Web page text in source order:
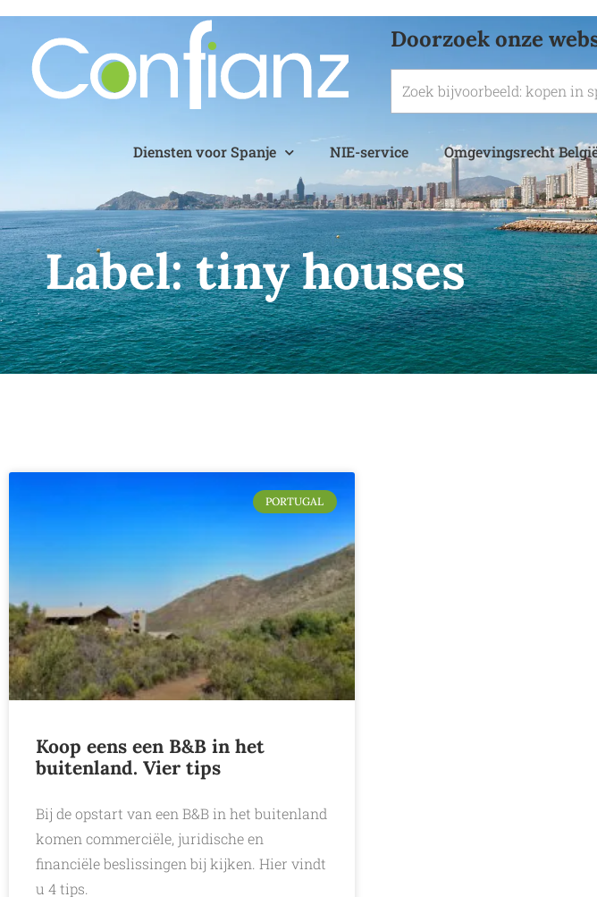
Omgevingsrecht
Contact
Doorzoek onze
Diensten voor Spanje NIE-service Omgevingsrecht
Label:tiny houses
PORTUGAL
Koop eens een B&B in het
buitenland. Vier tips
Bij de opstart van een B&B in het buitenland
komen commerciële, juridische en
financiële beslissingen bij kijken. Hier vindt
u 4 tips.